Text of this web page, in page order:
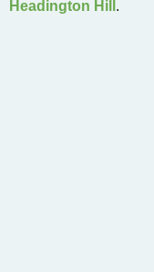
Headington Hill .